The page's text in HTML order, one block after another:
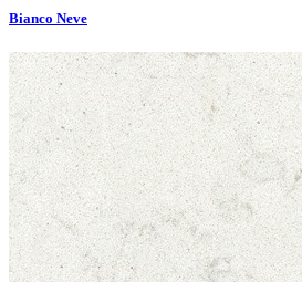
Bianco Neve